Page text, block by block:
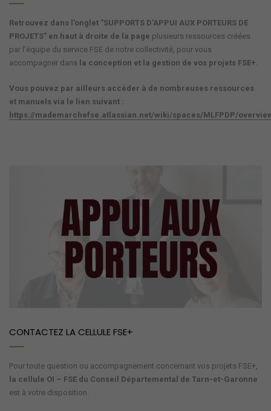
Retrouvez dans l’onglet "SUPPORTS D'APPUI AUX PORTEURS DE
PROJETS" en haut à droite de la page plusieurs ressources créées
par l’équipe du service FSE de notre collectivité, pour vous
accompagner dans la conception et la gestion de vos projets FSE+.
Vous pouvez par ailleurs accéder à de nombreuses ressources
et manuels via le lien suivant :
https://mademarchefse.atlassian.net/wiki/spaces/MLFPDP/
CONTACTEZ LA CELLULE FSE+
Pour toute question ou accompagnement concernant vos projets FSE+,
la cellule OI – FSE du Conseil Départemental de Tarn-et-Garonne
est à votre disposition.